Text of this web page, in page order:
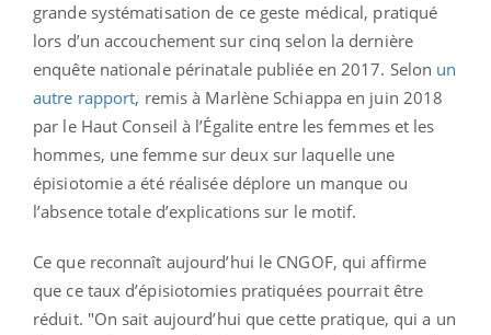
grande systématisation de ce geste médical, pratiqué
lors d’un accouchement sur cinq selon la dernière
enquête nationale périnatale publiée en 2017. Selon un
autre rapport, remis à Marlène Schiappa en juin 2018
par le Haut Conseil à l’Égalite entre les femmes et les
hommes, une femme sur deux sur laquelle une
épisiotomie a été réalisée déplore un manque ou
l’absence totale d’explications sur le motif.
Ce que reconnaît aujourd’hui le CNGOF, qui affirme
que ce taux d’épisiotomies pratiquées pourrait être
réduit. "On sait aujourd’hui que cette pratique, qui a un